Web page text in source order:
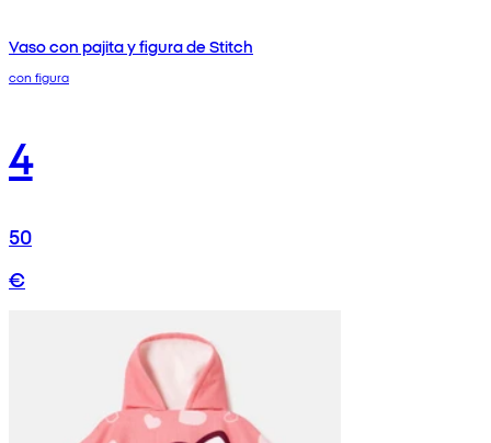
Vaso con pajita y figura de Stitch
con figura
4
50
€